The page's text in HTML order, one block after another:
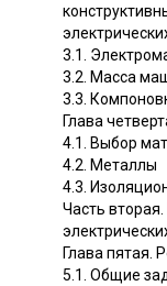
3.1.
3.2. Масса
3.3.
Глава
4.1. Выбор
4.2. Металлы
4.3.
Часть
Глава пятая.
5.1. Общие